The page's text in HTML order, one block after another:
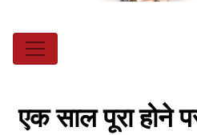
एक साल पूरा होने